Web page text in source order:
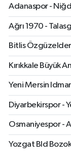
Adanaspor -
Ağrı 1970 -
Bitlis
Kırıkkale Büyük
Yeni Mersin
Diyarbekirspor -
Osmaniyespor -
Yozgat Bld